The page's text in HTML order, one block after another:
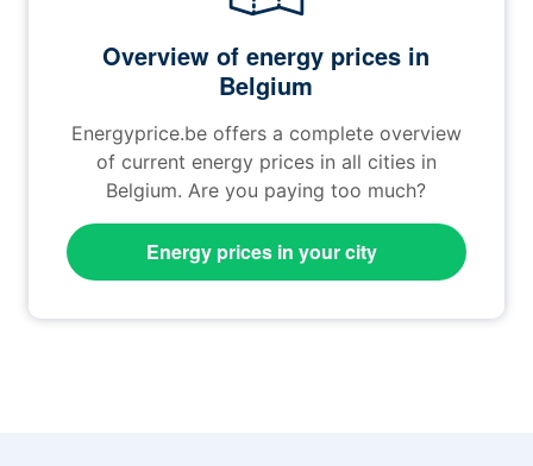
Overview of energy prices in
Belgium
Energyprice.be offers a complete overview
of current energy prices in all cities in
Belgium. Are you paying too much?
Energy prices in your city